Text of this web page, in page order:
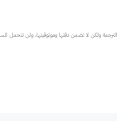
ولكن لا تضمن دقتها وموثوقيتها، ولن تتحمل